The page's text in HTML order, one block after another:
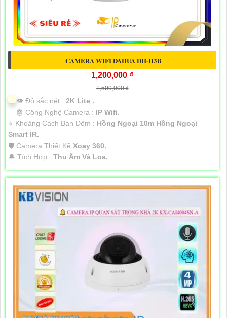
CAMERA WIFI DAHUA DH-H3B
1,200,000 ₫
1,500,000 ₫
👁 Độ sắc nét : 2K Lite .
🤖️ Công Nghệ Camera : IP Wifi.
⭐ Khoảng Cách Ban Đêm : Hồng Ngoại 10m Hồng Ngoại
Smart IR.
🛡 Camera Thiết Kế Xoay 360.
️🔔 Tích Hợp : Thu Âm Và Loa.